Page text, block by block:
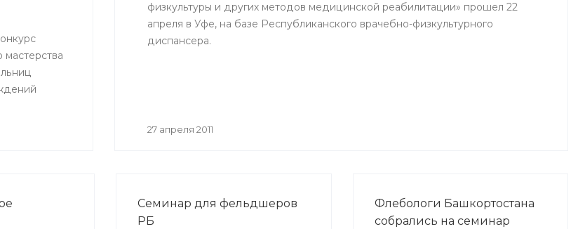
мастерства
физкультуры и других методов медицинской реабилитации» прошел 22
апреля в Уфе, на базе Республиканского врачебно-физкультурного
диспансера.
27 апреля 2011
Семинар для фельдшеров
РБ
Флебологи Башкортостана
собрались на семинар